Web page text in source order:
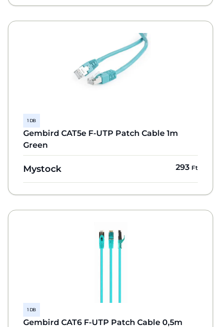
1 DB
Gembird CAT5e F-UTP Patch Cable 1m
Green
Mystock 293 Ft
1 DB
Gembird CAT6 F-UTP Patch Cable 0,5m